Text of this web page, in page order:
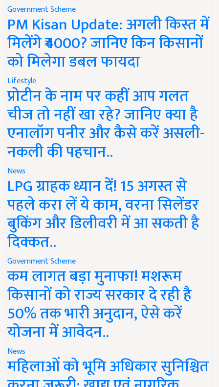
Government Scheme
PM Kisan Update: अगली किस्त में
मिलेंगे ₹4000? जानिए किन किसानों
को मिलेगा डबल फायदा
Lifestyle
प्रोटीन के नाम पर कहीं आप गलत
चीज तो नहीं खा रहे? जानिए क्या है
एनालॉग पनीर और कैसे करें असली-
नकली की पहचान..
News
LPG ग्राहक ध्यान दें! 15 अगस्त से
पहले करा लें ये काम, वरना सिलेंडर
बुकिंग और डिलीवरी में आ सकती है
दिक्कत..
Government Scheme
कम लागत बड़ा मुनाफा! मशरूम
किसानों को राज्य सरकार दे रही है
50% तक भारी अनुदान, ऐसे करें
योजना में आवेदन..
News
महिलाओं को भूमि अधिकार सुनिश्चित